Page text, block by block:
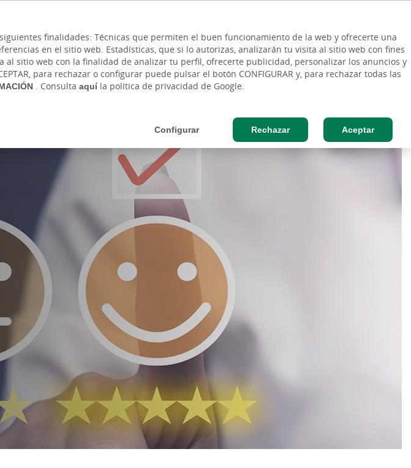
finalidades: Técnicas que permiten el buen funcionamiento de la web y ofrecerte una
en el sitio web. Estadísticas, que si lo autorizas, analizarán tu visita al sitio web con fines
sitio web con la finalidad de analizar tu perfil, ofrecerte publicidad, personalizar los anuncios y
para rechazar o configurar puede pulsar el botón CONFIGURAR y, para rechazar todas las
. Consulta aquíla política de privacidad de Google.
Configurar Rechazar Aceptar
DE
EMPRESAS
Seguros Banca online Next Generation
AGRO